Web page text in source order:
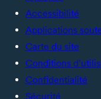
Accessibilité
Applications
Carte du site
Conditions
Confidentialité
Sécurité